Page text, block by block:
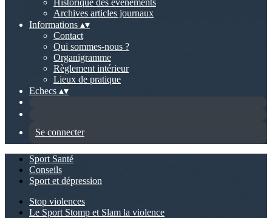
Historique des événements
Archives articles journaux
Informations ▴▾
Contact
Qui sommes-nous ?
Organigramme
Règlement intérieur
Lieux de pratique
Echecs ▴▾
Se connecter
Sport Santé
Conseils
Sport et dépression
Stop violences
Le Sport Stomp et Slam la violence